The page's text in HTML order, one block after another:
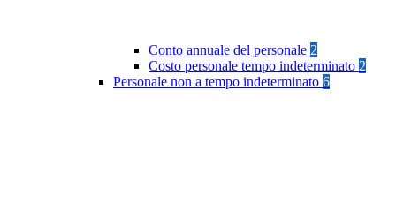
Conto annuale del personale 2
Costo personale tempo indeterminato 2
Personale non a tempo indeterminato 6